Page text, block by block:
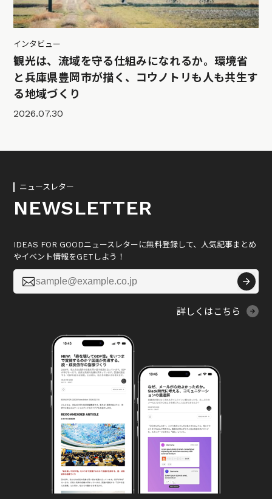
インタビュー
観光は、流域を守る仕組みになれるか。環境省
と兵庫県豊岡市が描く、コウノトリも人も共生す
る地域づくり
2026.07.30
ニュースレター
NEWSLETTER
IDEAS FOR GOODニュースレターに無料登録して、人気記事まとめ
やイベント情報をGETしよう！

詳しくはこちら